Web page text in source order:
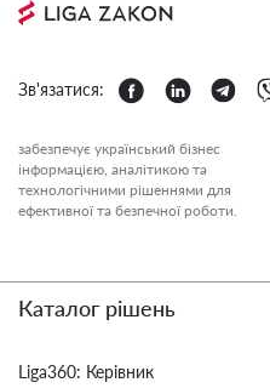
Зв'язатися:
забезпечує український бізнес
інформацією, аналітикою та
технологічними рішеннями для
ефективної та безпечної роботи.
Каталог рішень
Liga360: Керівник